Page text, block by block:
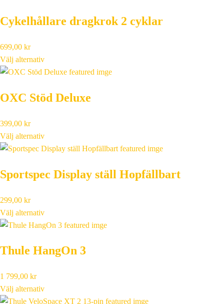
Cykelhållare dragkrok 2 cyklar
699,00 kr
Välj alternativ
OXC Stöd Deluxe
399,00 kr
Välj alternativ
Sportspec Display ställ Hopfällbart
299,00 kr
Välj alternativ
Thule HangOn 3
1 799,00 kr
Välj alternativ